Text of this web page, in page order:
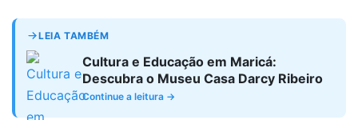
LEIA TAMBÉM
Cultura e Educação em Maricá:
Descubra o Museu Casa Darcy Ribeiro
Continue a leitura →